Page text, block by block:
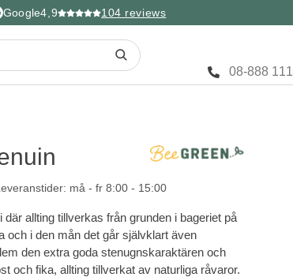
Google4,9 104 reviews
08-888 111
må - fr 8:00 - 15:00
allting tillverkas från grunden i bageriet på
och i den mån det går självklart även
den extra goda stenugnskaraktären och
och fika, allting tillverkat av naturliga råvaror.